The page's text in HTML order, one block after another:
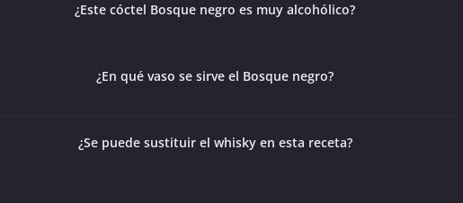
¿Este cóctel Bosque negro es muy alcohólico?
¿En qué vaso se sirve el Bosque negro?
¿Se puede sustituir el whisky en esta receta?